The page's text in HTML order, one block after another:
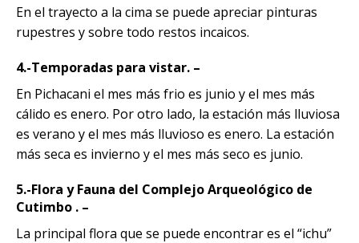
En el trayecto a la cima se puede apreciar pinturas
rupestres y sobre todo restos incaicos.
4.-Temporadas para vistar. –
En Pichacani el mes más frio es junio y el mes más
cálido es enero. Por otro lado, la estación más lluviosa
es verano y el mes más lluvioso es enero. La estación
más seca es invierno y el mes más seco es junio.
5.-Flora y Fauna del Complejo Arqueológico de
Cutimbo . –
La principal flora que se puede encontrar es el “ichu”